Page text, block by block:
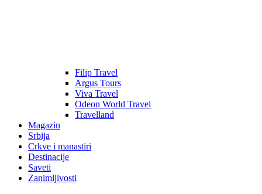
Filip Travel
Argus Tours
Viva Travel
Odeon World Travel
Travelland
Magazin
Srbija
Crkve i manastiri
Destinacije
Saveti
Zanimljivosti